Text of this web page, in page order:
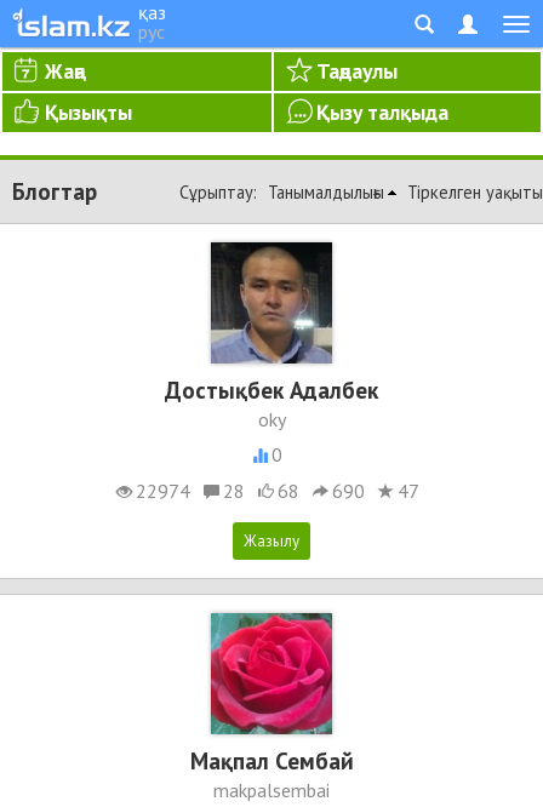
қаз
рус
Жаңа
Таңдаулы
Қызықты
Қызу талқыда
Блогтар Сұрыптау: Танымалдылығы Тіркелген уақыты
Достықбек Адалбек
oky
0
22974
28 68 690 47
Мақпал Сембай
makpalsembai